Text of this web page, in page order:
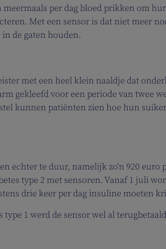
per dag bloed prikken om
Met een sensor is dat niet meer
de gaten houden.
met een heel klein naaldje dat
gekleefd voor een periode van twee
kunnen patiënten zien hoe hun
echter te duur, namelijk zo'n 920 euro
type 2 met sensoren. Vanaf 1 juli
drie keer per dag insuline moeten
type 1 werd de sensor wel al